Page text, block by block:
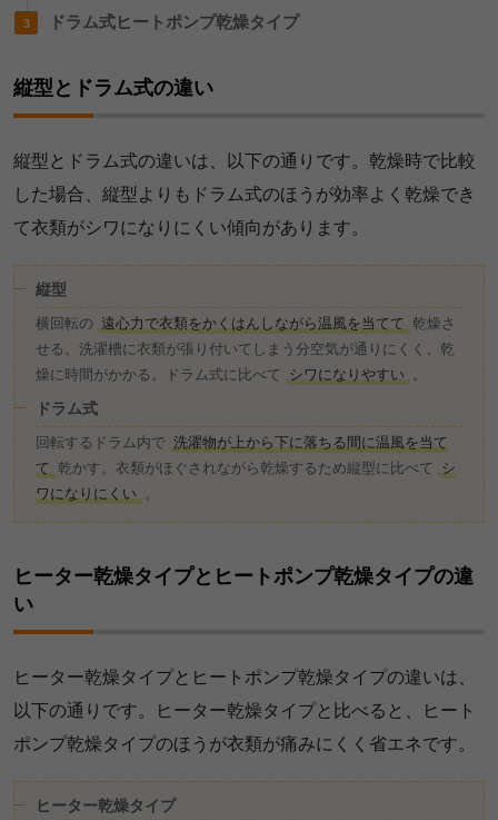
ドラム式ヒートポンプ乾燥タイプ
縦型とドラム式の違い
縦型とドラム式の違いは、以下の通りです。乾燥時で比較
した場合、縦型よりもドラム式のほうが効率よく乾燥でき
て衣類がシワになりにくい傾向があります。
縦型
横回転の 遠心力で衣類をかくはんしながら温風を当てて 乾燥さ
せる。洗濯槽に衣類が張り付いてしまう分空気が通りにくく、乾
燥に時間がかかる。ドラム式に比べて
シワになりやすい 。
ドラム式
回転するドラム内で 洗濯物が上から下に落ちる間に温風を当て
て 乾かす。衣類がほぐされながら乾燥するため縦型に比べて
シ
ワになりにくい 。
ヒーター乾燥タイプとヒートポンプ乾燥タイプの違
い
ヒーター乾燥タイプとヒートポンプ乾燥タイプの違いは、
以下の通りです。ヒーター乾燥タイプと比べると、ヒート
ポンプ乾燥タイプのほうが衣類が痛みにくく省エネです。
ヒーター乾燥タイプ